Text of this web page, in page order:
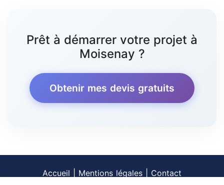
Prêt à démarrer votre projet à
Moisenay ?
Obtenir mes devis gratuits
Accueil Mentions légales Contact